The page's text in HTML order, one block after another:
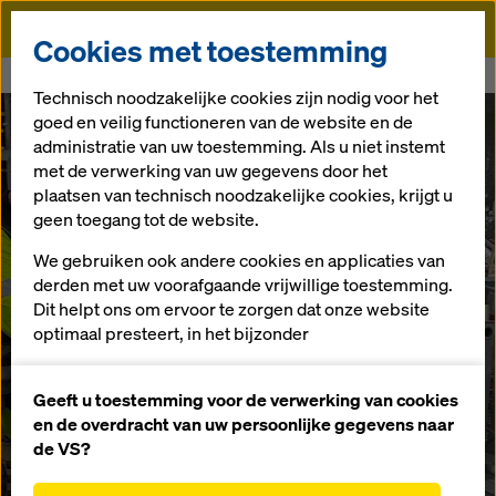
Doka
Koolstofarm beton
gebruiken in de
Cookies met toestemming
Technisch noodzakelijke cookies zijn nodig voor het
goed en veilig functioneren van de website en de
administratie van uw toestemming. Als u niet instemt
met de verwerking van uw gegevens door het
plaatsen van technisch noodzakelijke cookies, krijgt u
geen toegang tot de website.
We gebruiken ook andere cookies en applicaties van
derden met uw voorafgaande vrijwillige toestemming.
Dit helpt ons om ervoor te zorgen dat onze website
optimaal presteert, in het bijzonder
van onze website (functionele en statistische
cookies),
het vergemakkelijken van een soepel
Geeft u toestemming voor de verwerking van cookies
en de overdracht van uw persoonlijke gegevens naar
de VS?